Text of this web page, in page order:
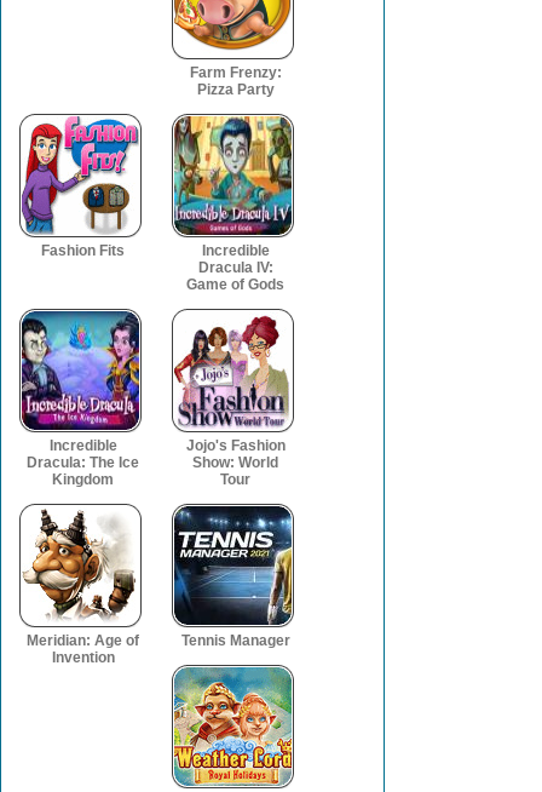
Farm Frenzy:
Pizza Party
Fashion Fits
Incredible
Dracula IV:
Game of Gods
Incredible
Dracula: The Ice
Kingdom
Jojo's Fashion
Show: World
Tour
Meridian: Age of
Invention
Tennis Manager